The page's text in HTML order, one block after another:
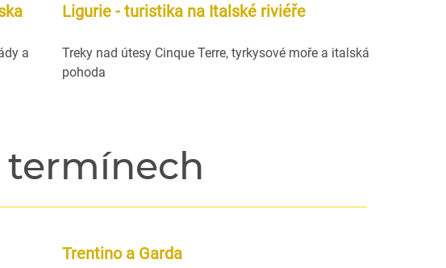
a
Ligurie - turistika na Italské riviéře
Treky nad útesy Cinque Terre, tyrkysové moře a italská
pohoda
termínech
Trentino a Garda